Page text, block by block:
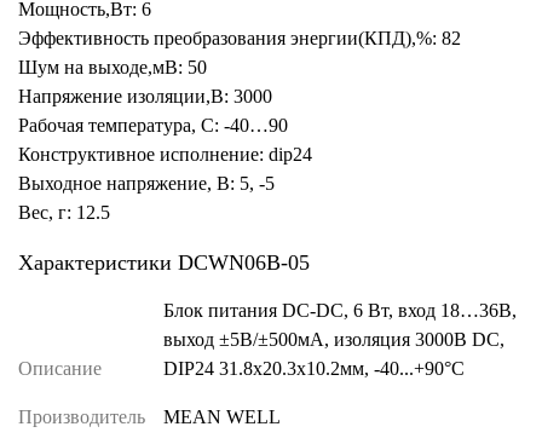
Мощность,Вт: 6
Эффективность преобразования энергии(КПД),%: 82
Шум на выходе,мВ: 50
Напряжение изоляции,В: 3000
Рабочая температура, С: -40…90
Конструктивное исполнение: dip24
Выходное напряжение, В: 5, -5
Вес, г: 12.5
Характеристики DCWN06B-05
Описание
Блок питания DC-DC, 6 Вт, вход 18…36В,
выход ±5В/±500мА, изоляция 3000В DC,
DIP24 31.8х20.3х10.2мм, -40...+90°С
Производитель MEAN WELL